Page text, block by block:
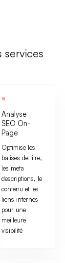
services
Analyse
SEO On-
Page
Optimise les
balises de titre,
les meta
descriptions, le
contenu et les
liens internes
pour une
meilleure
visibilité